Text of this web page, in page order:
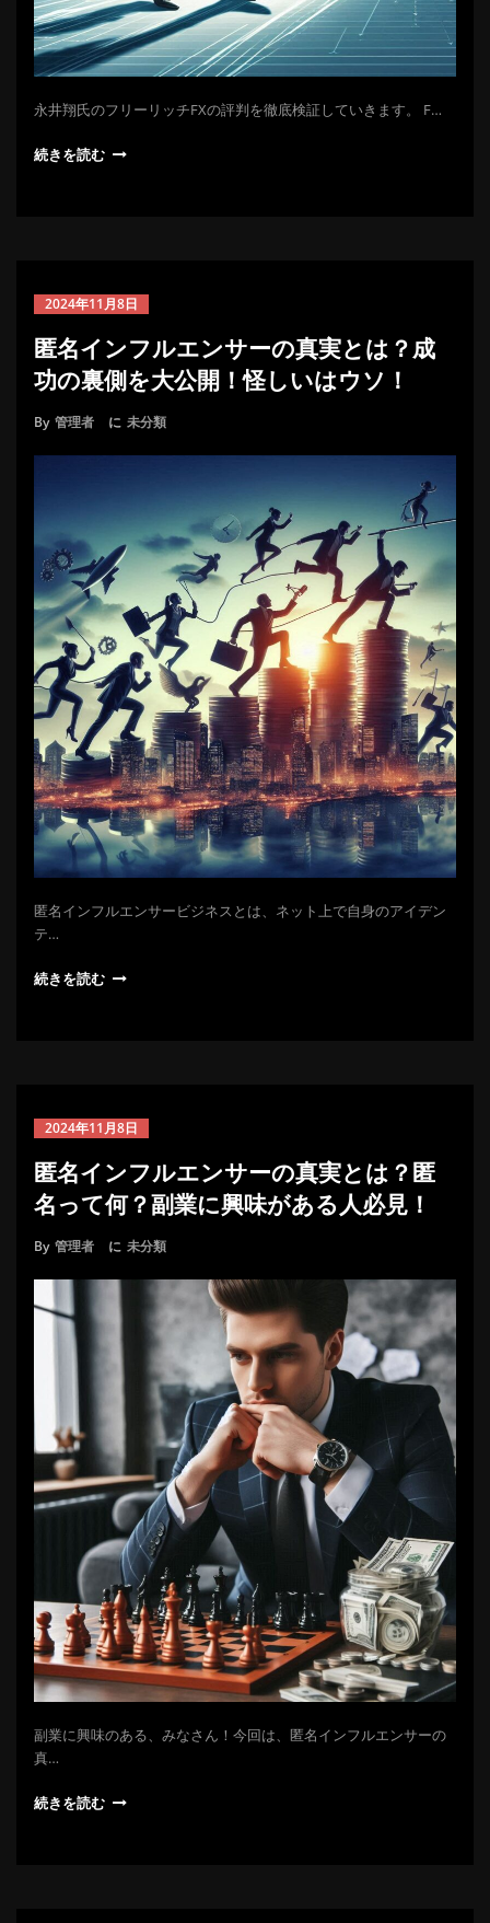
永井翔氏のフリーリッチFXの評判を徹底検証していきます。 F…
続きを読む
2024年11月8日
匿名インフルエンサーの真実とは？成
功の裏側を大公開！怪しいはウソ！
By 管理者 に 未分類
匿名インフルエンサービジネスとは、ネット上で自身のアイデン
テ…
続きを読む
2024年11月8日
匿名インフルエンサーの真実とは？匿
名って何？副業に興味がある人必見！
By 管理者 に 未分類
副業に興味のある、みなさん！今回は、匿名インフルエンサーの
真…
続きを読む